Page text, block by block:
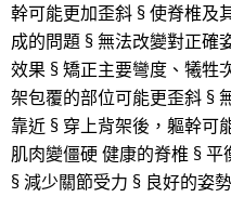
幹可能更加歪斜 § 使脊椎及
成的問題 § 無法改變對正確
效果 § 矯正主要彎度、犧牲
架包覆的部位可能更歪斜 §
靠近 § 穿上背架後，軀幹可
肌肉變僵硬 健康的脊椎 §
§ 減少關節受力 § 良好的姿